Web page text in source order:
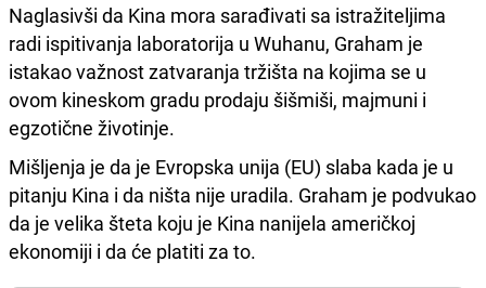
Naglasivši da Kina mora sarađivati sa istražiteljima
radi ispitivanja laboratorija u Wuhanu, Graham je
istakao važnost zatvaranja tržišta na kojima se u
ovom kineskom gradu prodaju šišmiši, majmuni i
egzotične životinje.
Mišljenja je da je Evropska unija (EU) slaba kada je u
pitanju Kina i da ništa nije uradila. Graham je podvukao
da je velika šteta koju je Kina nanijela američkoj
ekonomiji i da će platiti za to.